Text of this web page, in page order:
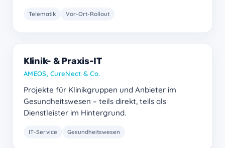
Telematik Vor-Ort-Rollout
Klinik- & Praxis-IT
AMEOS, CureNect & Co.
Projekte für Klinikgruppen und Anbieter im
Gesundheitswesen – teils direkt, teils als
Dienstleister im Hintergrund.
IT-Service Gesundheitswesen